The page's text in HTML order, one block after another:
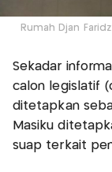
Rumah Djan
Sekadar
calon legislatif
ditetapkan
Masiku
suap terkait